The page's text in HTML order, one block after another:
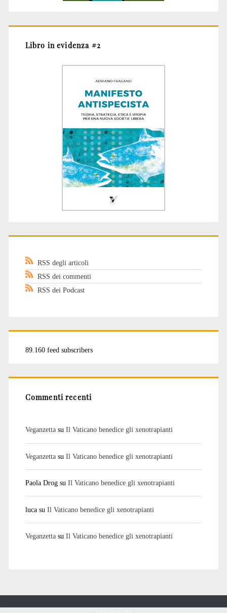
Libro in evidenza #2
RSS degli articoli
RSS dei commenti
RSS dei Podcast
89.160 feed subscribers
Commenti recenti
Veganzettasu Il Vaticano benedice gli xenotrapianti
Veganzettasu Il Vaticano benedice gli xenotrapianti
Paola Drogsu Il Vaticano benedice gli xenotrapianti
lucasu Il Vaticano benedice gli xenotrapianti
Veganzettasu Il Vaticano benedice gli xenotrapianti